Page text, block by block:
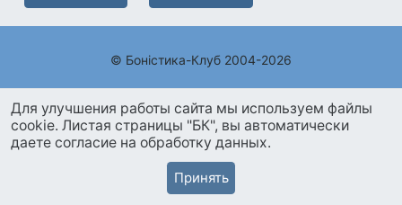
© Боністика-Клуб 2004-2026
Для улучшения работы сайта мы используем файлы
cookie. Листая страницы "БК", вы автоматически
даете согласие на обработку данных.
Принять